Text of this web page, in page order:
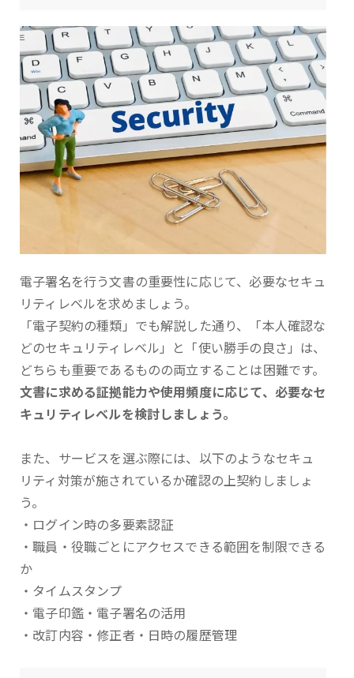
電子署名を行う文書の重要性に応じて、必要なセキュ
リティレベルを求めましょう。
「電子契約の種類」でも解説した通り、「本人確認な
どのセキュリティレベル」と「使い勝手の良さ」は、
どちらも重要であるものの両立することは困難です。
文書に求める証拠能力や使用頻度に応じて、必要なセ
キュリティレベルを検討しましょう。
また、サービスを選ぶ際には、以下のようなセキュ
リティ対策が施されているか確認の上契約しましょ
う。
・ログイン時の多要素認証
・職員・役職ごとにアクセスできる範囲を制限できる
か
・タイムスタンプ
・電子印鑑・電子署名の活用
・改訂内容・修正者・日時の履歴管理